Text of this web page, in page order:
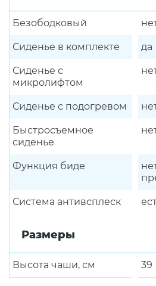
Безободковый
Сиденье в комплекте да
Сиденье с
микролифтом
Сиденье с подогревом
Быстросъемное
сиденье
Функция биде
Система антивсплеск
Размеры
Высота чаши, см 39